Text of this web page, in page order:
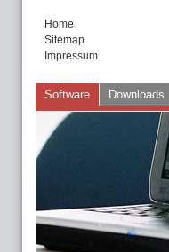
Home
Sitemap
Impressum
Software Downloads